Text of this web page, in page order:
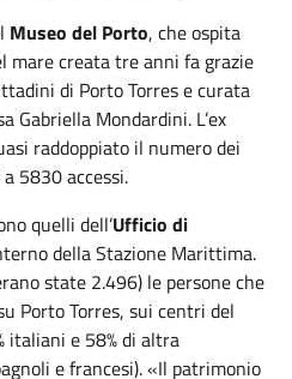
Museo del Porto, che ospita
mare creata tre anni fa grazie
di Porto Torres e curata
Gabriella Mondardini. L’ex
raddoppiato il numero dei
5830 accessi.
quelli dell’Ufficio di
della Stazione Marittima.
state 2.496) le persone che
Porto Torres, sui centri del
e 58% di altra
e francesi). «Il patrimonio